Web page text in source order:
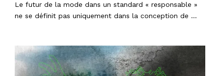
Le futur de la mode dans un standard « responsable »
ne se définit pas uniquement dans la conception de …